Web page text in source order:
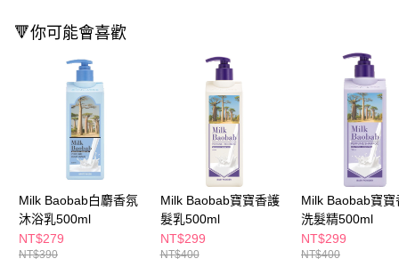
２．訂單成立數日內，您將收到繳費通知簡訊。
３．收到繳費通知簡訊後14天內，點擊此簡訊中的連結，可透過四大超商／
ATM／網路銀行／等多元方式進行付款，方視為交易完成。
※ 請注意：結帳手續完成當下不需立刻繳費，但若您需要取消訂單，請聯絡
購買商品的店家。未經商家同意取消之訂單仍視為有效，需透過AFTEE先享
後付繳納相關費用。
※ 交易是否成功請以「AFTEE先享後付 」之結帳頁面顯示為準，若有關於
是否繳費成功／繳費後需取消欲退款等相關疑問，請聯繫「AFTEE先享後付
客戶支援中心」https://netprotections.freshdesk.com/support/home
【注意事項】
１．透過由恩沛科技股份有限公司提供之「AFTEE先享後付」服務完成之交
易，需依本服務之必要範圍內提供個人資料，並將交易相關給付款項請求債
權轉讓予恩沛科技股份有限公司。
２．關於個人資料處理事宜，請瀏覽以下網址：
每筆NT$65，滿NT$390(含以上)免運費
萊爾富取貨付款
每筆NT$65，滿NT$490(含以上)免運費
付款後萊爾富取貨
每筆NT$65，滿NT$490(含以上)免運費
每筆NT$65，滿NT$490(含以上)免運費
付款後7-11取貨
🔻你可能會喜歡
Milk Baobab白麝香氛
沐浴乳500ml
NT$279
NT$390
Milk Baobab寶寶香護
髮乳500ml
NT$299
NT$400
Milk Baobab寶寶
洗髮精500ml
NT$299
NT$400